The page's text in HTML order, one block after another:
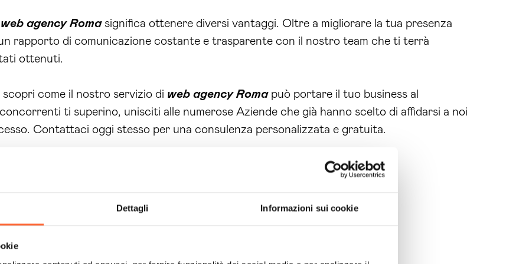
Dettagli Informazioni sui cookie
web agency Romasignifica ottenere diversi vantaggi. Oltre a migliorare la tua presenza
rapporto di comunicazione costante e trasparente con il nostro team che ti terrà
ottenuti.
come il nostro servizio di web agency Romapuò portare il tuo business al
ti superino, unisciti alle numerose Aziende che già hanno scelto di affidarsi a noi
Contattaci oggi stesso per una consulenza personalizzata e gratuita.